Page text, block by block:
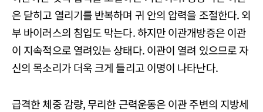
은 닫히고 열리기를 반복하며 귀 안의 압력을 조절한다. 외
부 바이러스의 침입도 막는다. 하지만 이관개방증은 이관
이 지속적으로 열려있는 상태다. 이관이 열려 있으므로 자
신의 목소리가 더욱 크게 들리고 이명이 나타난다.
급격한 체중 감량, 무리한 근력운동은 이관 주변의 지방세